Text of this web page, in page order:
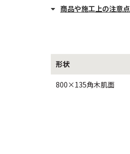
商品や施工上の注意点
形状
800×135角木肌面